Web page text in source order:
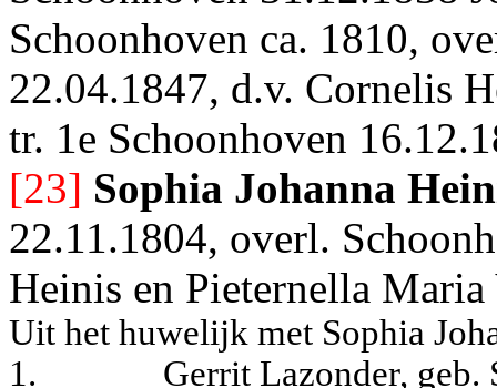
Schoonhoven ca. 1810,
22.04.1847, d.v. Cornelis
tr. 1e Schoonhoven
[23] Sophia Johanna
22.11.1804, overl.
Heinis en Pieternella Maria
Uit het huwelijk met Sophia
1.
Gerrit Lazonder, geb.